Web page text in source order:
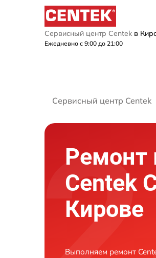
Сервисный центр Centek в
Ежедневно с 9:00 до 21:00
Сервисный центр Centek
Ремонт
Centek
Кирове
Выполняем ремонт